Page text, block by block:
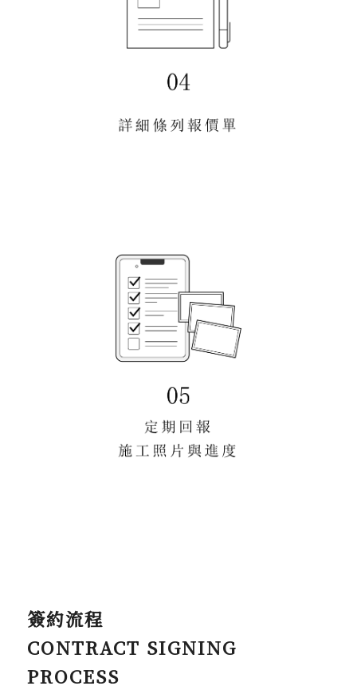
簽約流程
CONTRACT SIGNING
PROCESS